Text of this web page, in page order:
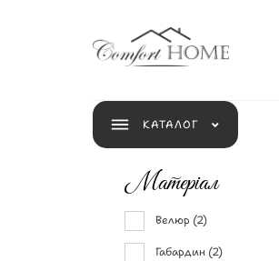
КАТАЛОГ
Матеріал
Велюр (2)
Габардин (2)